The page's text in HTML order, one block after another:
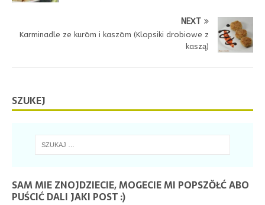
NEXT
Karminadle ze kurōm i kaszōm (Klopsiki drobiowe z
kaszą)
SZUKEJ
SAM MIE ZNOJDZIECIE, MOGECIE MI POPSZŎŁĆ ABO
PUŚCIĆ DALI JAKI POST :)